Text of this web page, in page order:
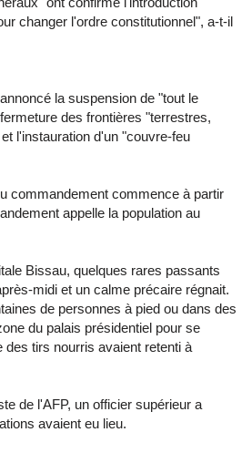
changer l'ordre constitutionnel", a-t-il
la suspension de "tout le
des frontières "terrestres,
l'instauration d'un "couvre-feu
commandement commence à partir
appelle la population au
Bissau, quelques rares passants
midi et un calme précaire régnait.
de personnes à pied ou dans des
du palais présidentiel pour se
des tirs nourris avaient retenti à
de l'AFP, un officier supérieur a
avaient eu lieu.